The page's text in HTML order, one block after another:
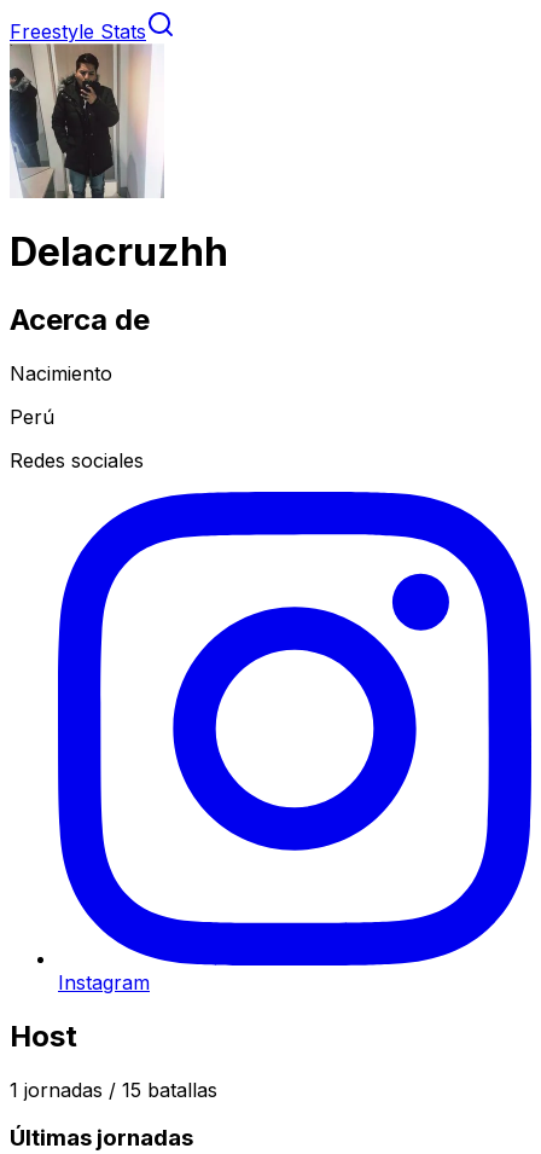
Freestyle Stats
Delacruzhh
Acerca de
Nacimiento
Perú
Redes sociales
Instagram
Host
1 jornadas / 15 batallas
Últimas jornadas